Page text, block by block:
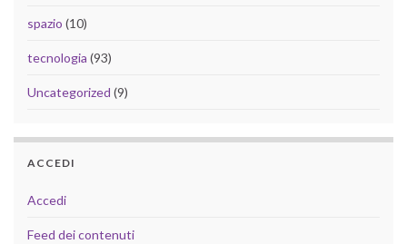
spazio (10)
tecnologia (93)
Uncategorized (9)
ACCEDI
Accedi
Feed dei contenuti